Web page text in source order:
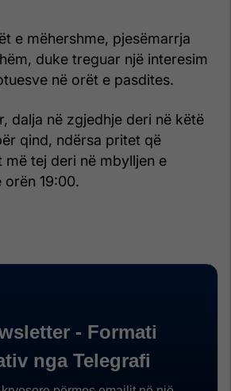
e mëhershme, pjesëmarrja
duke treguar një interesim
në orët e pasdites.
dalja në zgjedhje deri në këtë
qind, ndërsa pritet që
tej deri në mbylljen e
19:00.